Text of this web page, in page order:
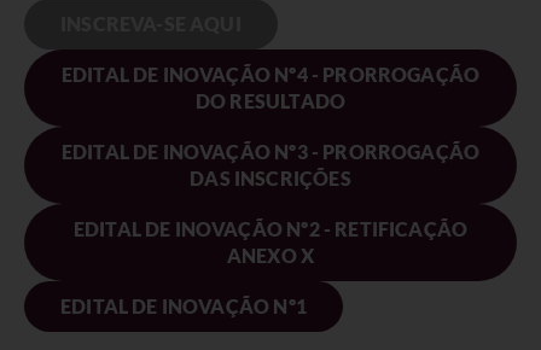
EDITAL DE INOVAÇÃO Nº4 - PRORROGAÇÃO
DO RESULTADO
EDITAL DE INOVAÇÃO Nº3 - PRORROGAÇÃO
DAS INSCRIÇÕES
EDITAL DE INOVAÇÃO Nº2 - RETIFICAÇÃO
ANEXO X
EDITAL DE INOVAÇÃO Nº1